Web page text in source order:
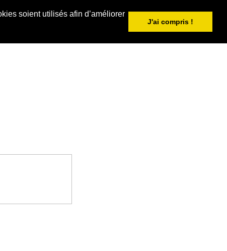
soient utilisés afin d’améliorer
J'ai compris !